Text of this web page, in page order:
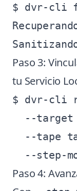
$ dvr-cli
Paso 3:
tu Servicio
$ dvr-cli
--target
--tape
Paso 4: